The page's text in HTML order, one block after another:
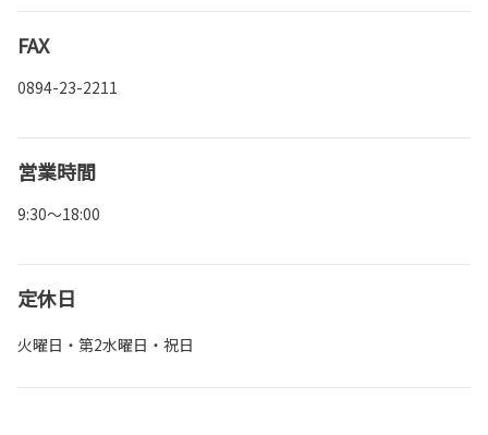
FAX
0894-23-2211
営業時間
9:30～18:00
定休日
火曜日・第2水曜日・祝日